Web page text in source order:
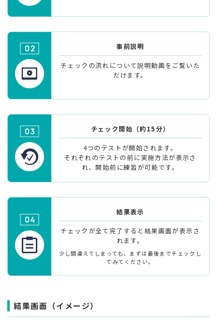
事前説明
チェックの流れについて説明動画をご覧いた
だけます。
チェック開始 （約15分）
4つのテストが開始されます。
それぞれのテストの前に実施方法が表示さ
れ、開始前に練習が可能です。
結果表示
チェックが全て完了すると結果画面が表示さ
れます。
少し間違えてしまっても、まずは最後までチェックし
てみてください。
結果画面（イメージ）